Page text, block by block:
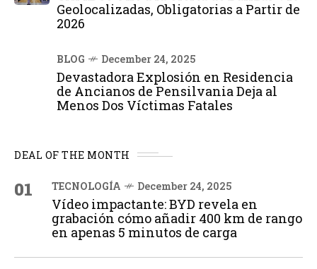
Geolocalizadas, Obligatorias a Partir de
2026
BLOG December 24, 2025
Devastadora Explosión en Residencia
de Ancianos de Pensilvania Deja al
Menos Dos Víctimas Fatales
DEAL OF THE MONTH
01 TECNOLOGÍA December 24, 2025
Vídeo impactante: BYD revela en
grabación cómo añadir 400 km de rango
en apenas 5 minutos de carga